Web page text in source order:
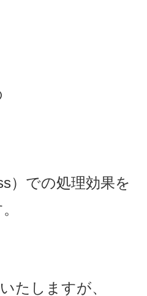
）での処理効果を
たしますが、